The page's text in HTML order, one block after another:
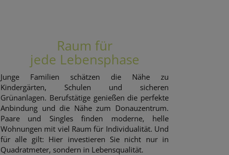
Raum für
jede Lebensphase
Junge Familien schätzen die Nähe zu
Kindergärten, Schulen und sicheren
Grünanlagen. Berufstätige genießen die perfekte
Anbindung und die Nähe zum Donauzentrum.
Paare und Singles finden moderne, helle
Wohnungen mit viel Raum für Individualität. Und
für alle gilt: Hier investieren Sie nicht nur in
Quadratmeter, sondern in Lebensqualität.